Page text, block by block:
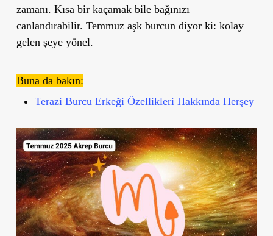
zamanı. Kısa bir kaçamak bile bağınızı
canlandırabilir. Temmuz aşk burcun diyor ki: kolay
gelen şeye yönel.
Buna da bakın:
Terazi Burcu Erkeği Özellikleri Hakkında Herşey